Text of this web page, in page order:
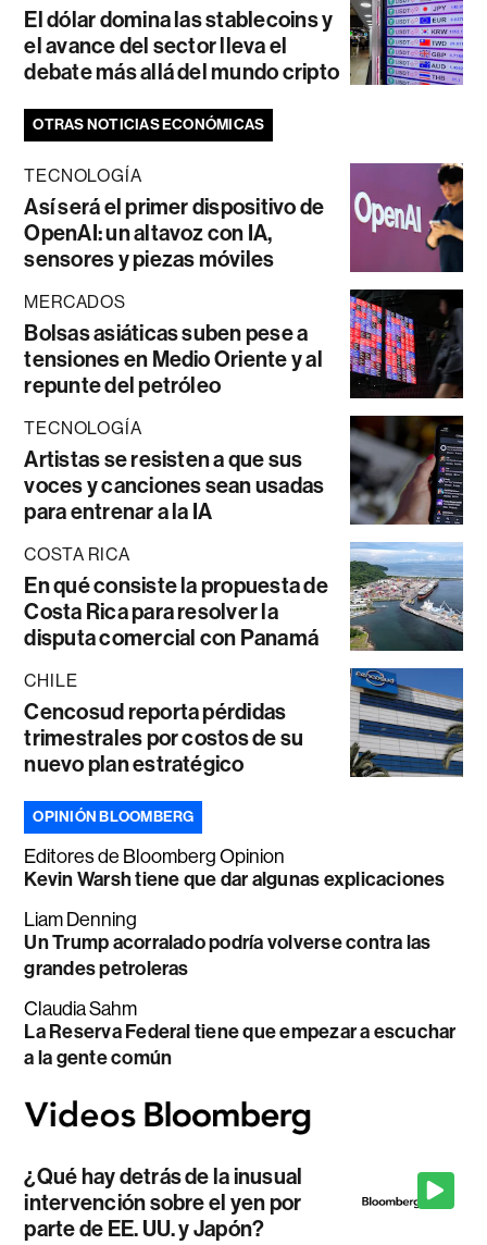
El dólar domina las stablecoins y
el avance del sector lleva el
debate más allá del mundo cripto
OTRAS NOTICIAS ECONÓMICAS
TECNOLOGÍA
Así será el primer dispositivo de
OpenAI: un altavoz con IA,
sensores y piezas móviles
MERCADOS
Bolsas asiáticas suben pese a
tensiones en Medio Oriente y al
repunte del petróleo
TECNOLOGÍA
Artistas se resisten a que sus
voces y canciones sean usadas
para entrenar a la IA
COSTA RICA
En qué consiste la propuesta de
Costa Rica para resolver la
disputa comercial con Panamá
CHILE
Cencosud reporta pérdidas
trimestrales por costos de su
nuevo plan estratégico
OPINIÓN BLOOMBERG
Editores de Bloomberg Opinion
Kevin Warsh tiene que dar algunas explicaciones
Liam Denning
Un Trump acorralado podría volverse contra las
grandes petroleras
Claudia Sahm
La Reserva Federal tiene que empezar a escuchar
a la gente común
¿Qué hay detrás de la inusual
intervención sobre el yen por
parte de EE. UU. y Japón?